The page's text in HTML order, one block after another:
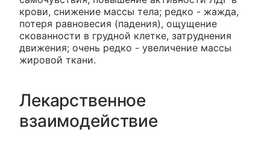
крови, снижение массы тела; редко - жажда,
потеря равновесия (падения), ощущение
скованности в грудной клетке, затруднения
движения; очень редко - увеличение массы
жировой ткани.
Лекарственное
взаимодействие